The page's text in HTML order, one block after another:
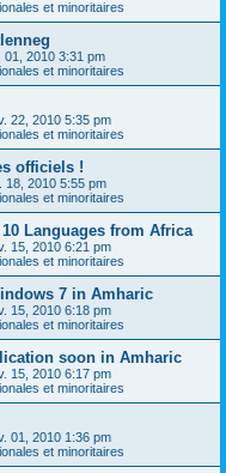
et minoritaires
01, 2010 3:31 pm
et minoritaires
22, 2010 5:35 pm
et minoritaires
officiels !
18, 2010 5:55 pm
et minoritaires
Languages from Africa
15, 2010 6:21 pm
et minoritaires
7 in Amharic
15, 2010 6:18 pm
et minoritaires
soon in Amharic
15, 2010 6:17 pm
et minoritaires
01, 2010 1:36 pm
et minoritaires